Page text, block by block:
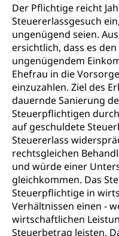
Der Pflichtige reicht
Steuererlassgesuch
ungenügend seien.
ersichtlich, dass es
ungenügendem
Ehefrau in die
einzuzahlen. Ziel des
dauernde Sanierung
Steuerpflichtigen
auf geschuldete
Steuererlass
rechtsgleichen
und würde einer
gleichkommen. Das
Steuerpflichtige in
Verhältnissen einen -
wirtschaftlichen
Steuerbetrag leisten.